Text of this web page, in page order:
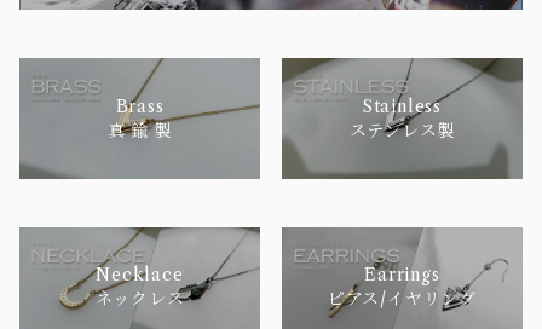
Brass
真 鍮 製
Stainless
ステンレス製
Necklace
ネックレス
Earrings
ピアス/イヤリング